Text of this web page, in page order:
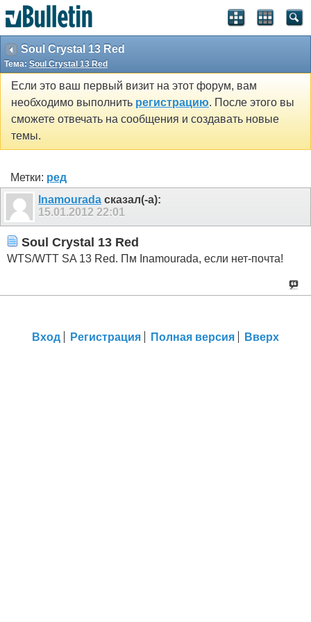
Soul Crystal 13 Red
Тема: Soul Crystal 13 Red
Если это ваш первый визит на этот форум, вам
необходимо выполнить регистрацию. После этого вы
сможете отвечать на сообщения и создавать новые
темы.
Метки: ред
Inamourada сказал(-а):
15.01.2012 22:01
Soul Crystal 13 Red
WTS/WTT SA 13 Red. Пм Inamourada, если нет-почта!
Вход Регистрация Полная версия Вверх